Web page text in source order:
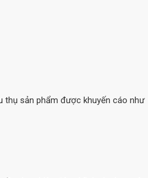
thụ sản phẩm được khuyến cáo như